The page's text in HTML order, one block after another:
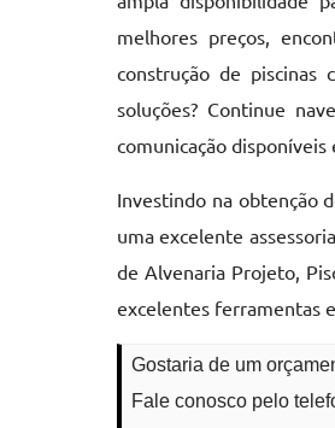
melhores preços,
construção de piscinas
soluções? Continue
comunicação
Investindo na obtenção
uma excelente
de Alvenaria Projeto,
excelentes ferramentas
Gostaria de um
Fale conosco pelo